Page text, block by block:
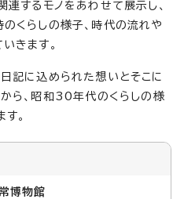
連するモノをあわせて展示し、
くらしの様子、時代の流れや
きます。
記に込められた想いとそこに
ら、昭和30年代のくらしの様
。
博物館